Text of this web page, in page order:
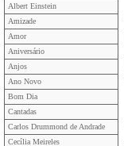
Albert Einstein
Amizade
Amor
Aniversário
Anjos
Ano Novo
Bom Dia
Cantadas
Carlos Drummond de Andrade
Cecília Meireles